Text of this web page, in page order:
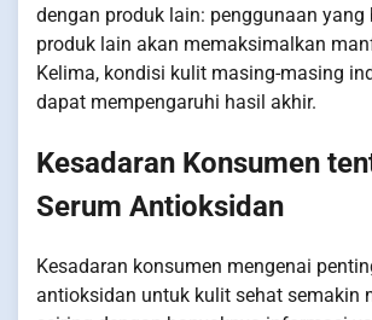
dengan produk lain: penggunaan yang
produk lain akan memaksimalkan
Kelima, kondisi kulit masing-masing
dapat mempengaruhi hasil akhir.
Kesadaran Konsumen
Serum Antioksidan
Kesadaran konsumen mengenai
antioksidan untuk kulit sehat semakin